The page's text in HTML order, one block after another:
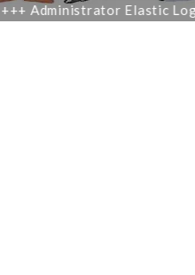
Administrator Elastic Log